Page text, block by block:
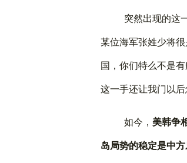
突然出现的这
某位海军张姓少将
国，你们特么不是
这一手还让我门以后
如今， 美韩争
岛局势的稳定是中